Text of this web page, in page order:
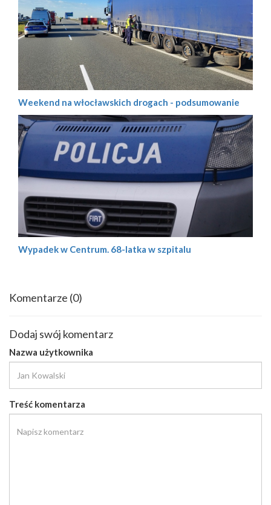
Weekend na włocławskich drogach - podsumowanie
Wypadek w Centrum. 68-latka w szpitalu
Komentarze (0)
Dodaj swój komentarz
Nazwa użytkownika
Treść komentarza